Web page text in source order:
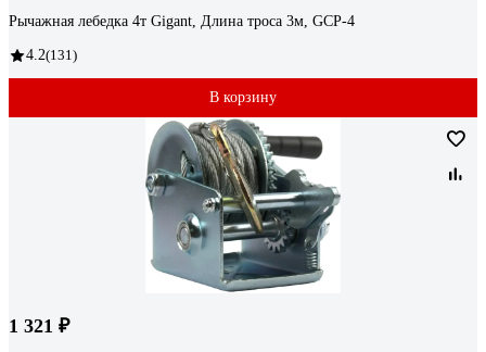
Рычажная лебедка 4т Gigant, Длина троса 3м, GCP-4
4.2(131)
В корзину
1 321 ₽